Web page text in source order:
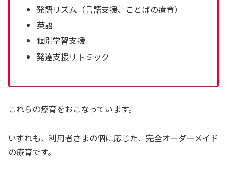
発語リズム（言語支援、ことばの療育）
英語
個別学習支援
発達支援リトミック
これらの療育をおこなっています。
いずれも、利用者さまの個に応じた、完全オーダーメイド
の療育です。